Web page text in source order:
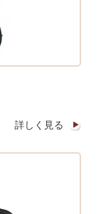
詳しく見る